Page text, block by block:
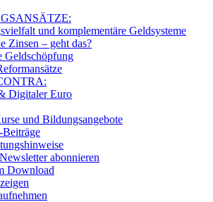
und komplementäre Geldsysteme
Zinsen – geht das?
Geldschöpfung
Digitaler Euro
und Bildungsangebote
Beiträge
abonnieren
Download